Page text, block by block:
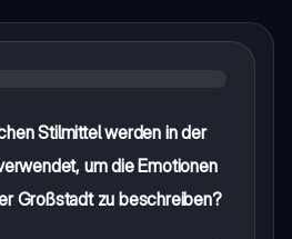
Stilmittel werden in der
um die Emotionen
Großstadt zu beschreiben?